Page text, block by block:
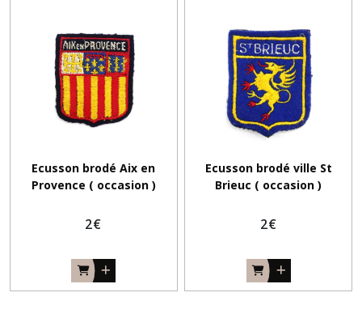
Ecusson brodé Aix en
Provence ( occasion )
2€
Ecusson brodé ville St
Brieuc ( occasion )
2€